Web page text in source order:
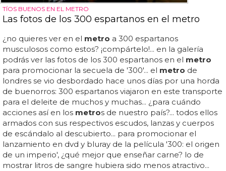
TÍOS BUENOS EN EL METRO
Las fotos de los 300 espartanos en el metro
¿no quieres ver en el metro a 300 espartanos
musculosos como estos? ¡compártelo!... en la galería
podrás ver las fotos de los 300 espartanos en el metro
para promocionar la secuela de '300'... el metro de
londres se vio desbordado hace unos días por una horda
de buenorros: 300 espartanos viajaron en este transporte
para el deleite de muchos y muchas... ¿para cuándo
acciones así en los metros de nuestro país?... todos ellos
armados con sus respectivos escudos, lanzas y cuerpos
de escándalo al descubierto... para promocionar el
lanzamiento en dvd y bluray de la película '300: el origen
de un imperio', ¿qué mejor que enseñar carne? lo de
mostrar litros de sangre hubiera sido menos atractivo...